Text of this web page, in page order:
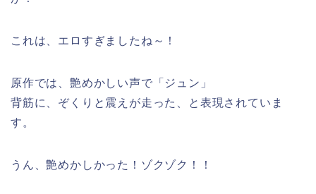
これは、エロすぎましたね～！
原作では、艶めかしい声で「ジュン」
背筋に、ぞくりと震えが走った、と表現されていま
す。
うん、艶めかしかった！ゾクゾク！！